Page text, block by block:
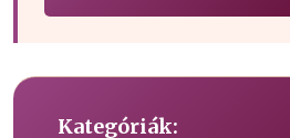
Kategóriák: